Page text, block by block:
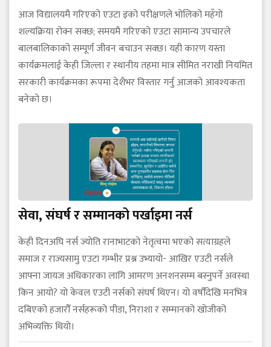
आज विद्यालयमै गरिएको एउटा इको परीक्षणले भोलिको महँगो
शल्यक्रिया रोक्न सक्छ; समयमै गरिएको एउटा सामान्य उपचारले
बालबालिकाको सम्पूर्ण जीवन बचाउन सक्छ। यही कारण यस्ता
कार्यक्रमलाई केही जिल्ला र स्थानीय तहमा मात्र सीमित नराखी नियमित
सरकारी कार्यक्रमका रूपमा देशैभर विस्तार गर्नु आजको आवश्यकता
बनेको छ।
सेवा, संघर्ष र सम्मानको पर्खाइमा नर्स
केही दिनअघि नर्स ज्योति रानाभाटको नेतृत्वमा भएको सत्याग्रहले
समाज र राज्यसामु एउटा गम्भीर प्रश्न उभ्यायो- आखिर एउटी नर्सले
आफ्ना जायज अधिकारका लागि आमरण अनशनसम्म बस्नुपर्ने अवस्था
किन आयो? यो केवल एउटी नर्सको संघर्ष थिएन। यो वर्षौँदेखि मनभित्र
दबिएको हजारौँ नर्सहरूको पीडा, निराशा र सम्मानको खोजीको
अभिव्यक्ति थियो।